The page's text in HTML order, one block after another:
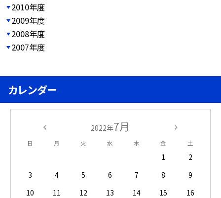
2010年度
2009年度
2008年度
2007年度
カレンダー
2022年7月
日 月 火 水 木 金 土
1
2
3
4 5 6 7 8
9
10
11 12 13 14 15
16